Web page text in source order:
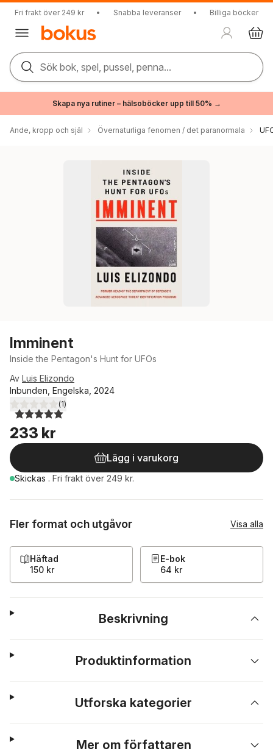
Fri frakt över 249 kr • Snabba leveranser • Billiga böcker
Sök bok, spel, pussel, penna...
Skapa nya rutiner – hälsoböcker upp till 50% →
Ande, kropp och själ Övernaturliga fenomen / det paranormala
Imminent
Inside the Pentagon's Hunt for UFOs
Av Luis Elizondo
Inbunden, Engelska, 2024
5,0utav 5 stjärnor. Totalt antal röster:
(1)
233 kr
Lägg i varukorg
Skickas . Fri frakt över 249 kr.
Fler format och utgåvor Visa alla
Häftad
150 kr
E-bok
64 kr
Beskrivning
Produktinformation
Utforska kategorier
Mer om författaren